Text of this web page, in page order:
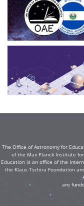
The Office of Astronomy for
of the Max Planck Institute
Education is an office of the
the Klaus Tschira Foundation
are